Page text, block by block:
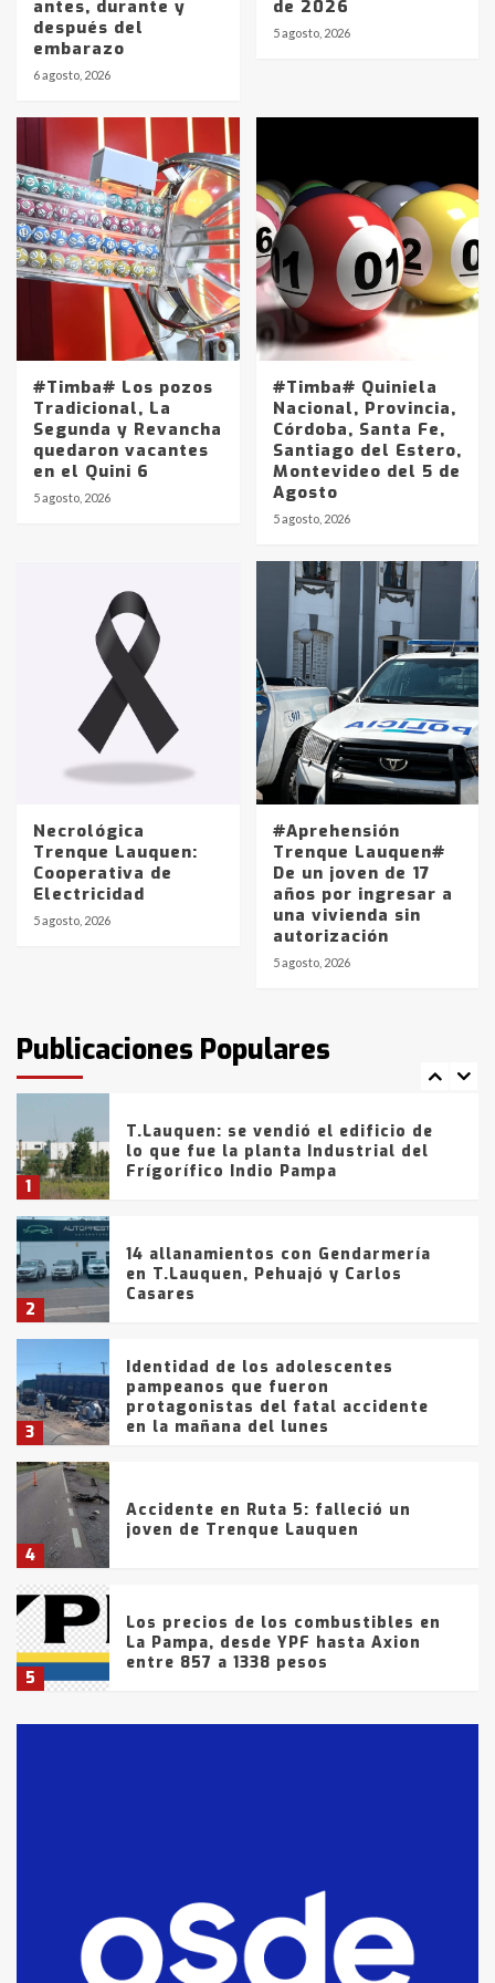
antes, durante y
después del
embarazo
6 agosto, 2026
de 2026
5 agosto, 2026
#Timba# Los pozos
Tradicional, La
Segunda y Revancha
quedaron vacantes
en el Quini 6
5 agosto, 2026
#Timba# Quiniela
Nacional, Provincia,
Córdoba, Santa Fe,
Santiago del Estero,
Montevideo del 5 de
Agosto
5 agosto, 2026
Necrológica
Trenque Lauquen:
Cooperativa de
Electricidad
5 agosto, 2026
#Aprehensión
Trenque Lauquen#
De un joven de 17
años por ingresar a
una vivienda sin
autorización
5 agosto, 2026
Publicaciones Populares
Identidad de los adolescentes
pampeanos que fueron
en la mañana del lunes
Accidente en Ruta 5: falleció un
joven de Trenque Lauquen
Los precios de los combustibles en
La Pampa, desde YPF hasta Axion
entre 857 a 1338 pesos
La Bolsa de Cereales de Bahía
Blanca anticipa que Agosto vendrá
con lluvias y heladas, en gran parte
fueron detenidos por
comercialización de drogas en la
tarde del sábado
1
T.Lauquen: se vendió el edificio de
lo que fue la planta Industrial del
Frígorífico Indio Pampa
2
14 allanamientos con Gendarmería
en T.Lauquen, Pehuajó y Carlos
Casares
3
Identidad de los adolescentes
pampeanos que fueron
protagonistas del fatal accidente
en la mañana del lunes
4
Accidente en Ruta 5: falleció un
joven de Trenque Lauquen
5
Los precios de los combustibles en
La Pampa, desde YPF hasta Axion
entre 857 a 1338 pesos
fueron detenidos por
comercialización de drogas en la
tarde del sábado